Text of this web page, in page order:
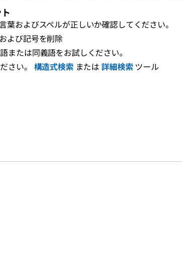
葉およびスペルが正しいか確認してください。
よび記号を削除
または同義語をお試しください。
さい。
構造式検索 または 詳細検索 ツール